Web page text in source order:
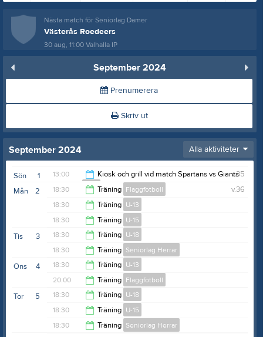
Nästa match för Seniorlag Damer
Västerås Roedeers
30 aug, 11:00Valhalla IP
September 2024
Prenumerera
Skriv ut
September 2024 Alla aktiviteter
1
Sön v.35
13:00
Kiosk och grill vid match Spartans vs Giants
U-18
16:00
2
Mån v.36
18:30 Träning Flaggfotboll
20:00
18:30 Träning U-13
20:00
18:30 Träning U-15
20:00
3
Tis 18:30 Träning U-18
20:00
18:30 Träning Seniorlag Herrar
20:00
4
Ons 18:30 Träning U-13
20:00
20:00 Träning Flaggfotboll
22:00
5
Tor 18:30 Träning U-18
20:00
18:30 Träning U-15
18:30 Träning Seniorlag Herrar